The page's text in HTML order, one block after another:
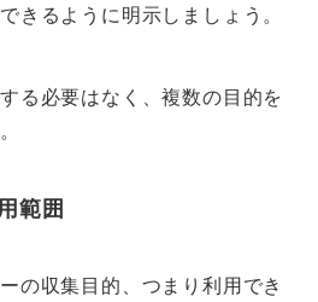
きるように明示しましょう。
る必要はなく、複数の目的を
範囲
の収集目的、つまり利用でき